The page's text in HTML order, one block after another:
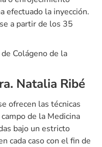
efectuado la inyección.
a partir de los 35
Colágeno de la
Natalia Ribé
ofrecen las técnicas
de la Medicina
bajo un estricto
cada caso con el fin de